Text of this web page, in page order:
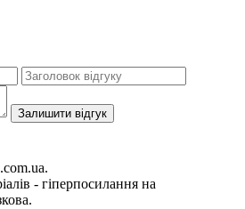
Залишити відгук
- гіперпосилання на